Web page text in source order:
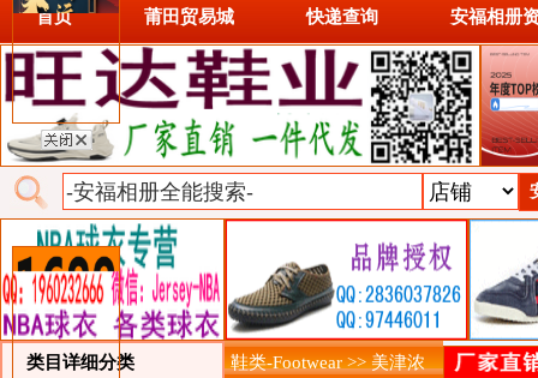
首页 莆田贸易城 快递查询 安福相册
类目详细分类 鞋类-Footwear >> 美津浓